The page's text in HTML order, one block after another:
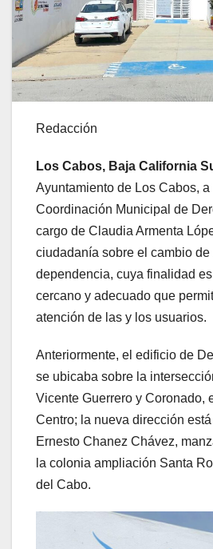
Redacción
Los Cabos, Baja California
Ayuntamiento de Los Cabos, a
Coordinación Municipal de
cargo de Claudia Armenta
ciudadanía sobre el cambio
dependencia, cuya finalidad
cercano y adecuado que
atención de las y los usuarios.
Anteriormente, el edificio de
se ubicaba sobre la
Vicente Guerrero y Coronado,
Centro; la nueva dirección
Ernesto Chanez Chávez,
la colonia ampliación Santa
del Cabo.